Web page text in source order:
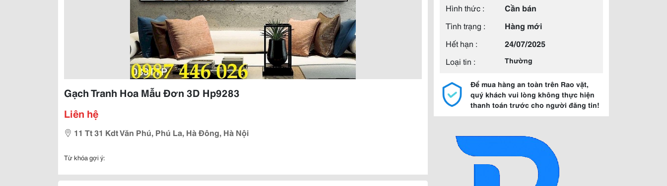
Gạch Tranh Hoa Mẫu Đơn 3D Hp9283
Liên hệ
11 Tt 31 Kdt Văn Phú, Phú La, Hà Đông, Hà Nội
Từ khóa gợi ý:
Hình thức :
Cần bán
Tình trạng :
Hàng mới
Hết hạn :
24/07/2025
Loại tin :
Thường
Để mua hàng an toàn trên Rao vặt,
quý khách vui lòng không thực hiện
thanh toán trước cho người đăng tin!